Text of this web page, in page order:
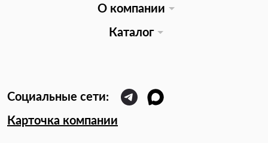
О компании
Каталог
Карточка компании